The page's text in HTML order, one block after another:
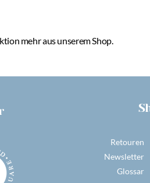
mehr aus unserem Shop.
Retouren
Newsletter
Glossar